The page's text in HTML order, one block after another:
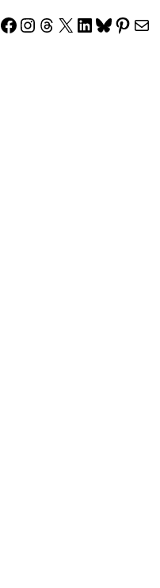
Facebook
Instagram
Threads
X LinkedIn
Bluesky